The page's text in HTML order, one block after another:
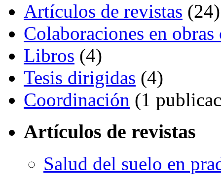
Artículos de revistas (24)
Colaboraciones en
Libros (4)
Tesis dirigidas (4)
Coordinación (1
Artículos de revistas
Salud del suelo en